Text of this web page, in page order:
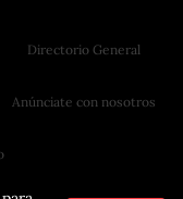
Directorio General
Anúnciate con nosotros